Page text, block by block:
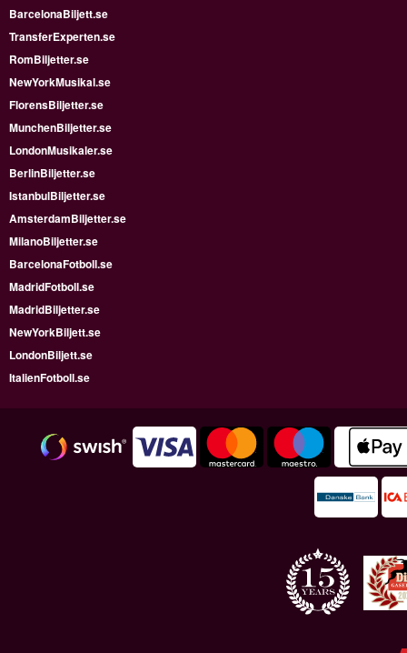
BarcelonaBiljett.se
TransferExperten.se
RomBiljetter.se
NewYorkMusikal.se
FlorensBiljetter.se
MunchenBiljetter.se
LondonMusikaler.se
BerlinBiljetter.se
IstanbulBiljetter.se
AmsterdamBiljetter.se
MilanoBiljetter.se
BarcelonaFotboll.se
MadridFotboll.se
MadridBiljetter.se
NewYorkBiljett.se
LondonBiljett.se
ItalienFotboll.se